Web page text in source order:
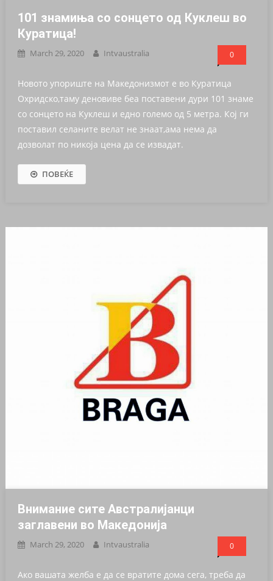
101 знамиња со сонцето од Куклеш во
Куратица!
March 29, 2020 Intvaustralia 0
Новото упориште на Македонизмот е во Куратица
Охридско,таму деновиве беа поставени дури 101 знаме
со сонцето на Куклеш и едно големо од 5 метра. Кој ги
поставил селаните велат не знаат,ама нема да
дозволат по никоја цена да се извадат.
ПОВЕЌЕ
Внимание сите Австралијанци
заглавени во Македонија
March 29, 2020 Intvaustralia 0
Ако вашата желба е да се вратите дома сега, треба да